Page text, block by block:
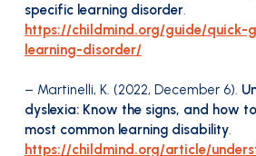
specific learning disorder.
https://childmind.org/guide/quick-
learning-disorder/
– Martinelli, K. (2022, December 6).
dyslexia: Know the signs, and how
most common learning disability.
https://childmind.org/article/